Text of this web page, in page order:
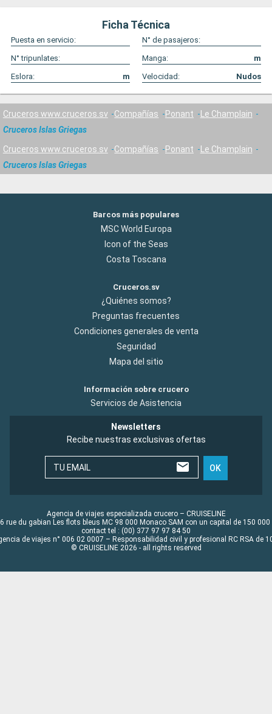
Ficha Técnica
Puesta en servicio:
N° de pasajeros:
N° tripunlates:
Manga:
m
Eslora:
m Velocidad: Nudos
Cruceros www.cruceros.sv Compañías Ponant
Le Champlain
Cruceros Islas Griegas
Cruceros www.cruceros.sv Compañías Ponant
Le Champlain
Cruceros Islas Griegas
Barcos más populares
MSC World Europa
Icon of the Seas
Costa Toscana
Cruceros.sv
¿Quiénes somos?
Preguntas frecuentes
Condiciones generales de venta
Seguridad
Mapa del sitio
Información sobre crucero
Servicios de Asistencia
Newsletters
Recibe nuestras exclusivas ofertas
TU EMAIL OK
Agencia de viajes especializada crucero – CRUISELINE
rue du gabian Les flots bleus MC 98 000 Monaco SAM con un capital de 150 000
contact tel : (00) 377 97 97 84 50
de viajes n° 006 02 0007 – Responsabilidad civil y profesional RC RSA de
© CRUISELINE 2026 - all rights reserved